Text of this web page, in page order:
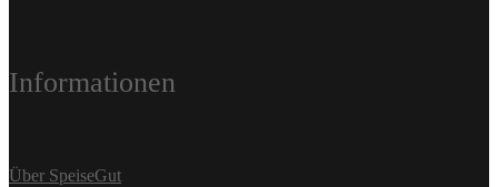
Informationen
Über SpeiseGut